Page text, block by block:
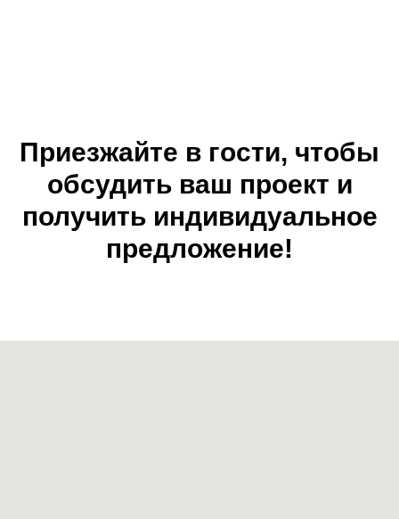
Приезжайте в гости, чтобы
обсудить ваш проект и
получить индивидуальное
предложение!